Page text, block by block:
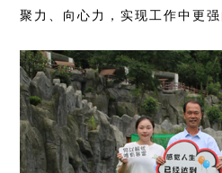
聚力、向心力，实现工作中更强